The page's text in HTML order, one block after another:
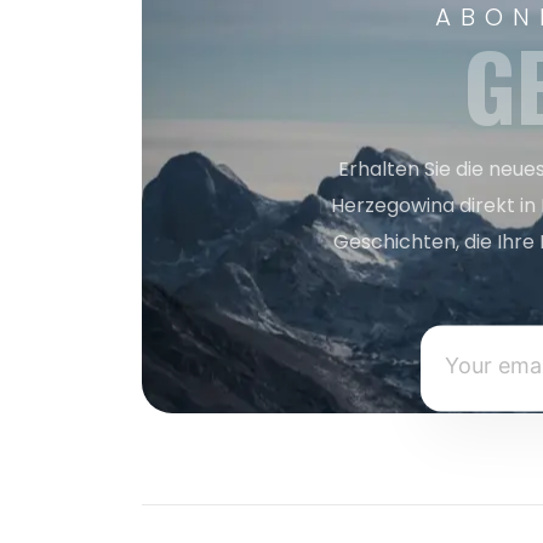
Erhalten Sie die
Herzegowina direkt in
Geschichten, die Ihre